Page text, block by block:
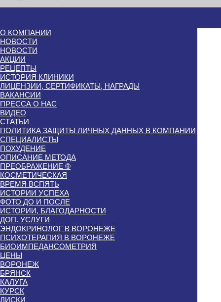
О КОМПАНИИ
НОВОСТИ
НОВОСТИ
АКЦИИ
РЕЦЕПТЫ
ИСТОРИЯ КЛИНИКИ
ЛИЦЕНЗИИ, СЕРТИФИКАТЫ, НАГРАДЫ
ВАКАНСИИ
ПРЕССА О НАС
ВИДЕО
СТАТЬИ
ПОЛИТИКА ЗАЩИТЫ ЛИЧНЫХ ДАННЫХ В КОМПАНИИ
СПЕЦИАЛИСТЫ
ПОХУДЕНИЕ
ОПИСАНИЕ МЕТОДА
ПРЕОБРАЖЕНИЕ ®
КОСМЕТИЧЕСКАЯ
ВРЕМЯ ВСПЯТЬ
ИСТОРИИ УСПЕХА
ФОТО ДО И ПОСЛЕ
ИСТОРИИ, БЛАГОДАРНОСТИ
ДОП. УСЛУГИ
ЭНДОКРИНОЛОГ В ВОРОНЕЖЕ
ПСИХОТЕРАПИЯ В ВОРОНЕЖЕ
БИОИМПЕДАНСОМЕТРИЯ
ЦЕНЫ
ВОРОНЕЖ
БРЯНСК
КАЛУГА
КУРСК
ЛИСКИ